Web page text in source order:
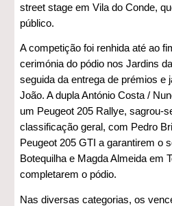
street stage em Vila do Conde,
público.
A competição foi renhida até ao
cerimónia do pódio nos Jardins
seguida da entrega de prémios e
João. A dupla António Costa /
um Peugeot 205 Rallye, sagrou-
classificação geral, com Pedro
Peugeot 205 GTI a garantirem o
Botequilha e Magda Almeida em
completarem o pódio.
Nas diversas categorias, os